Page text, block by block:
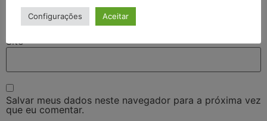
Site
Salvar meus dados neste navegador para a próxima vez
que eu comentar.
Configurações Aceitar